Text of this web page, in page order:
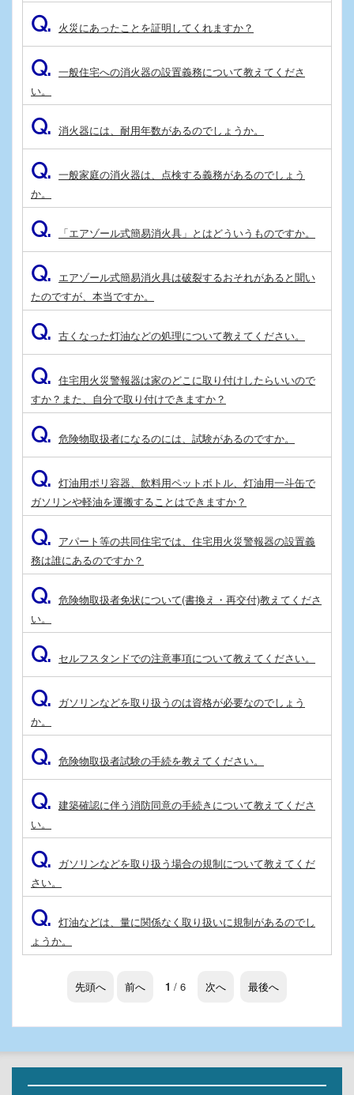
Q. 火災にあったことを証明してくれますか？
Q. 一般住宅への消火器の設置義務について教えてくださ
い。
Q. 消火器には、耐用年数があるのでしょうか。
Q. 一般家庭の消火器は、点検する義務があるのでしょう
か。
Q. 「エアゾール式簡易消火具」とはどういうものですか。
Q. エアゾール式簡易消火具は破裂するおそれがあると聞い
たのですが、本当ですか。
Q. 古くなった灯油などの処理について教えてください。
Q. 住宅用火災警報器は家のどこに取り付けしたらいいので
すか？また、自分で取り付けできますか？
Q. 危険物取扱者になるのには、試験があるのですか。
Q. 灯油用ポリ容器、飲料用ペットボトル、灯油用一斗缶で
ガソリンや軽油を運搬することはできますか？
Q. アパート等の共同住宅では、住宅用火災警報器の設置義
務は誰にあるのですか？
Q. 危険物取扱者免状について(書換え・再交付)教えてくださ
い。
Q. セルフスタンドでの注意事項について教えてください。
Q. ガソリンなどを取り扱うのは資格が必要なのでしょう
か。
Q. 危険物取扱者試験の手続を教えてください。
Q. 建築確認に伴う消防同意の手続きについて教えてくださ
い。
Q. ガソリンなどを取り扱う場合の規制について教えてくだ
さい。
Q. 灯油などは、量に関係なく取り扱いに規制があるのでし
ょうか。
先頭へ 前へ 1 / 6 次へ 最後へ